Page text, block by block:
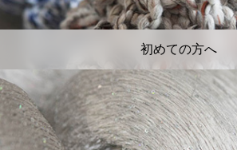
初めての方へ